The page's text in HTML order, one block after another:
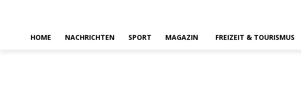
HOME NACHRICHTEN SPORT MAGAZIN FREIZEIT & TOURISMUS